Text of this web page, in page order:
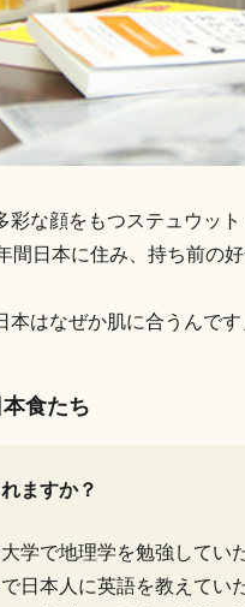
彩な顔をもつステュウッ
間日本に住み、持ち前の
はなぜか肌に合うんで
食たち
ますか？
学で地理学を勉強してい
日本人に英語を教えて